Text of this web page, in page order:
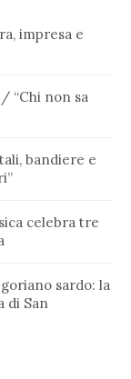
impresa e
“Chi non sa
bandiere e
celebra tre
sardo: la
di San